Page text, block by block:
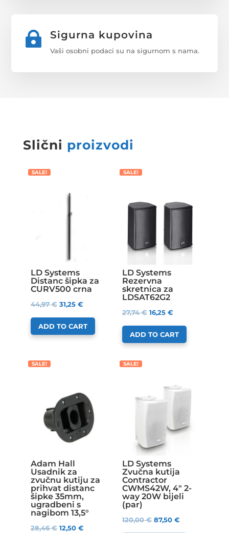
 Sigurna kupovina
Vaši osobni podaci su na sigurnom s nama.
Slični proizvodi
SALE!
LD Systems
Distanc šipka za
CURV500 crna
44,97€ 31,25 €
ADD TO CART
SALE!
LD Systems
Rezervna
skretnica za
LDSAT62G2
27,74€ 16,25 €
ADD TO CART
SALE!
Adam Hall
Usadnik za
zvučnu kutiju za
prihvat distanc
šipke 35mm,
ugradbeni s
nagibom 13,5°
28,46€ 12,50 €
SALE!
LD Systems
Zvučna kutija
Contractor
CWMS42W, 4″ 2-
way 20W bijeli
(par)
120,00€ 87,50 €